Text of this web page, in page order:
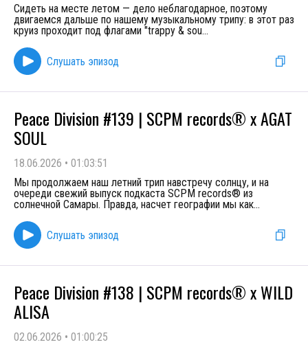
Сидеть на месте летом — дело неблагодарное, поэтому
двигаемся дальше по нашему музыкальному трипу: в этот раз
круиз проходит под флагами "trappy & sou...
Слушать эпизод
Peace Division #139 | SCPM records® x AGAT
SOUL
18.06.2026 • 01:03:51
Мы продолжаем наш летний трип навстречу солнцу, и на
очереди свежий выпуск подкаста SCPM records® из
солнечной Самары. Правда, насчет географии мы как...
Слушать эпизод
Peace Division #138 | SCPM records® x WILD
ALISA
02.06.2026 • 01:00:25